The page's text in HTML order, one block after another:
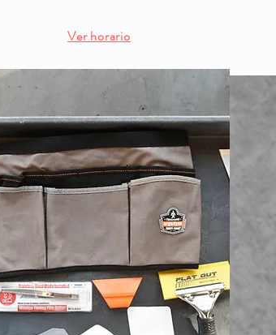
Ver horario